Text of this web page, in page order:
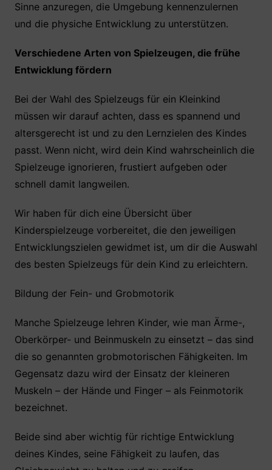
Sinne anzuregen, die Umgebung kennenzulernen
und die physiche Entwicklung zu unterstützen.
Verschiedene Arten von Spielzeugen, die frühe
Entwicklung fördern
Bei der Wahl des Spielzeugs für ein Kleinkind
müssen wir darauf achten, dass es spannend und
altersgerecht ist und zu den Lernzielen des Kindes
passt. Wenn nicht, wird dein Kind wahrscheinlich die
Spielzeuge ignorieren, frustiert aufgeben oder
schnell damit langweilen.
Wir haben für dich eine Übersicht über
Kinderspielzeuge vorbereitet, die den jeweiligen
Entwicklungszielen gewidmet ist, um dir die Auswahl
des besten Spielzeugs für dein Kind zu erleichtern.
Bildung der Fein- und Grobmotorik
Manche Spielzeuge lehren Kinder, wie man Ärme-,
Oberkörper- und Beinmuskeln zu einsetzt – das sind
die so genannten grobmotorischen Fähigkeiten. Im
Gegensatz dazu wird der Einsatz der kleineren
Muskeln – der Hände und Finger – als Feinmotorik
bezeichnet.
Beide sind aber wichtig für richtige Entwicklung
deines Kindes, seine Fähigkeit zu laufen, das